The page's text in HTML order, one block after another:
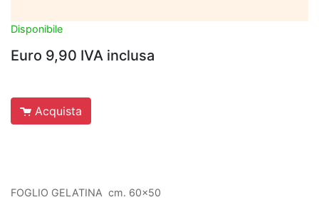
Disponibile
Euro 9,90 IVA inclusa
Acquista
FOGLIO GELATINA cm. 60x50